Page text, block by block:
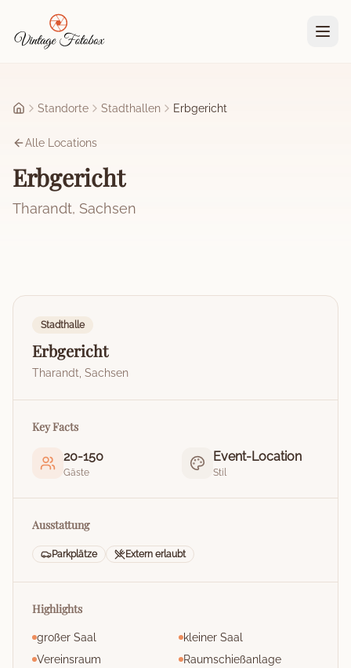
Startseite
Standorte Stadthallen Erbgericht
Alle Locations
Erbgericht
Tharandt, Sachsen
Stadthalle
Erbgericht
Tharandt Sachsen
Key Facts
20-150
Gäste
Event-Location
Stil
Ausstattung
Parkplätze Extern erlaubt
Highlights
großer Saal
kleiner Saal
Vereinsraum
Raumschießanlage